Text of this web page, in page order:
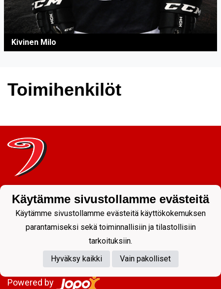
Kivinen Milo
Toimihenkilöt
JYP Juniorit ry
Kuntoportti 5 | 40700 JYVÄSKYLÄ |
Powered by
Käytämme sivustollamme evästeitä
Käytämme sivustollamme evästeitä käyttökokemuksen
parantamiseksi sekä toiminnallisiin ja tilastollisiin
tarkoituksiin.
Hyväksy kaikki
Vain pakolliset